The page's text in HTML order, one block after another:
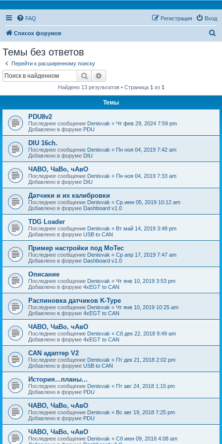
FAQ Вход
Регистрация
Список форумов
Темы без ответов
Перейти к расширенному поиску
Поиск
Найдено 13 результатов • Страница 1 из 1
Темы
PDU8v2
Последнее сообщение Denisvak « Чт фев 29, 2024 7:59 pm
Добавлено в форуме PDU
DIU 16ch.
Последнее сообщение Denisvak « Пн ноя 04, 2019 7:42 am
Добавлено в форуме DIU
ЧАВО, ЧаВо, чАвО
Последнее сообщение Denisvak « Пн ноя 04, 2019 7:33 am
Добавлено в форуме DIU
Датчики и их калибровки
Последнее сообщение Denisvak « Ср июн 05, 2019 10:12 am
Добавлено в форуме Dashboard v1.0
TDG Loader
Последнее сообщение Denisvak « Вт май 14, 2019 3:48 pm
Добавлено в форуме USB to CAN
Пример настройки под MoTec
Последнее сообщение Denisvak « Ср апр 17, 2019 7:47 am
Добавлено в форуме Dashboard v1.0
Описание
Последнее сообщение Denisvak « Чт янв 10, 2019 3:53 pm
Добавлено в форуме 4xEGT to CAN
Распиновка датчиков K-Type
Последнее сообщение Denisvak « Чт янв 10, 2019 10:25 am
Добавлено в форуме 4xEGT to CAN
ЧАВО, ЧаВо, чАвО
Последнее сообщение Denisvak « Сб дек 22, 2018 9:49 am
Добавлено в форуме 4xEGT to CAN
CAN адаптер V2
Последнее сообщение Denisvak « Пт дек 21, 2018 2:02 pm
Добавлено в форуме USB to CAN
История...планы...
Последнее сообщение Denisvak « Пт авг 24, 2018 1:15 pm
Добавлено в форуме PDU
ЧАВО, ЧаВо, чАвО
Последнее сообщение Denisvak « Вс авг 19, 2018 7:25 pm
Добавлено в форуме PDU
ЧАВО, ЧаВо, чАвО
Последнее сообщение Denisvak « Сб июн 09, 2018 4:08 am